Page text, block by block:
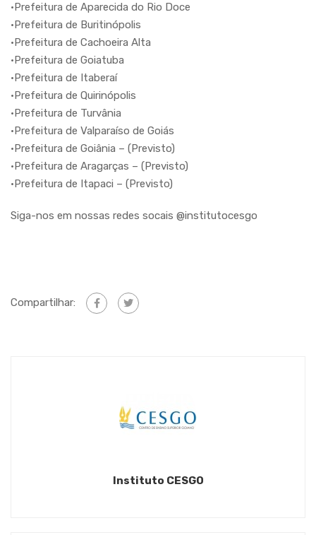
•Prefeitura de Aparecida do Rio Doce
•Prefeitura de Buritinópolis
•Prefeitura de Cachoeira Alta
•Prefeitura de Goiatuba
•Prefeitura de Itaberaí
•Prefeitura de Quirinópolis
•Prefeitura de Turvânia
•Prefeitura de Valparaíso de Goiás
•Prefeitura de Goiânia – (Previsto)
•Prefeitura de Aragarças – (Previsto)
•Prefeitura de Itapaci – (Previsto)
Siga-nos em nossas redes socais @institutocesgo
Compartilhar:
Instituto CESGO